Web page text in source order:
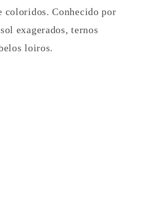
coloridos. Conhecido por
exagerados, ternos
loiros.